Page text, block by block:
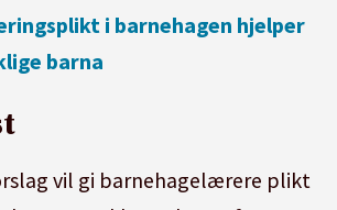
i barnehagen hjelper
barna
vil gi barnehagelærere plikt